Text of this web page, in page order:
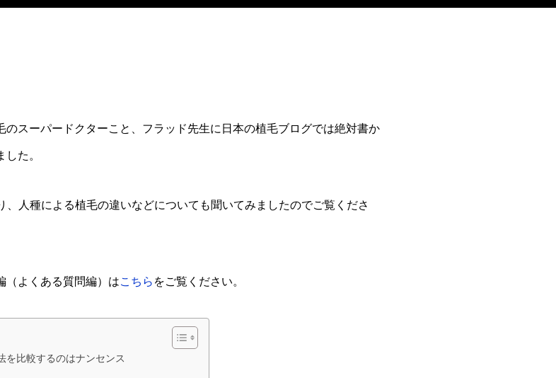
のスーパードクターこと、フラッド先生に日本の植毛ブログでは絶対書か
た。
人種による植毛の違いなどについても聞いてみましたのでご覧くださ
（よくある質問編）はこちら をご覧ください。
を比較するのはナンセンス